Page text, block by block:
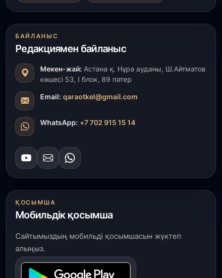
БАЙЛАНЫС
Редакциямен байланыс
Мекен-жай: Астана қ. Нұра ауданы, Ш.Айтматов
көшесі 53, І блок, 89 пәтер
Email: qaraotkel@gmail.com
WhatsApp: +7 702 915 15 14
ҚОСЫМША
Мобильдік қосымша
Сайтымыздың мобильді қосымшасын жүктеп
алыңыз.